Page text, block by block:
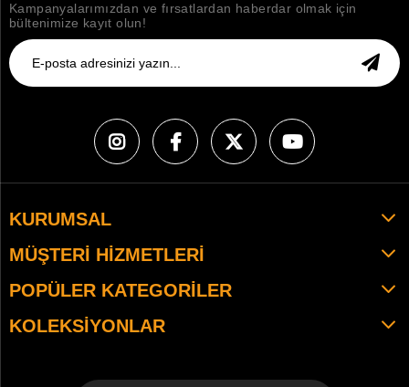
Kampanyalarımızdan ve fırsatlardan haberdar olmak için
bültenimize kayıt olun!
KURUMSAL
MÜŞTERI HIZMETLERI
POPÜLER KATEGORILER
KOLEKSIYONLAR